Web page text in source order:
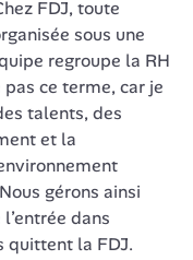
FDJ, toute
sous une
regroupe la RH
ce terme, car je
talents, des
et la
gérons ainsi
dans
quittent la FDJ.